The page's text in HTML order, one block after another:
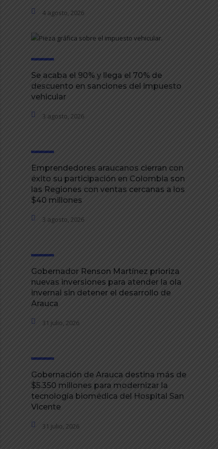
4 agosto, 2026
Se acaba el 90% y llega el 70% de
descuento en sanciones del impuesto
vehicular
3 agosto, 2026
Emprendedores araucanos cierran con
éxito su participación en Colombia son
las Regiones con ventas cercanas a los
$40 millones
3 agosto, 2026
Gobernador Renson Martínez prioriza
nuevas inversiones para atender la ola
invernal sin detener el desarrollo de
Arauca
31 julio, 2026
Gobernación de Arauca destina más de
$5.350 millones para modernizar la
tecnología biomédica del Hospital San
Vicente
31 julio, 2026